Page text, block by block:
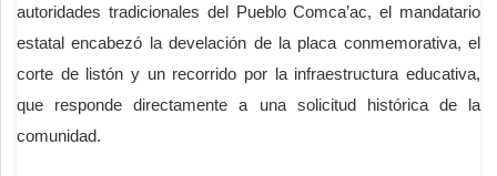
autoridades tradicionales del Pueblo Comca’ac, el mandatario
estatal encabezó la develación de la placa conmemorativa, el
corte de listón y un recorrido por la infraestructura educativa,
que responde directamente a una solicitud histórica de la
comunidad.